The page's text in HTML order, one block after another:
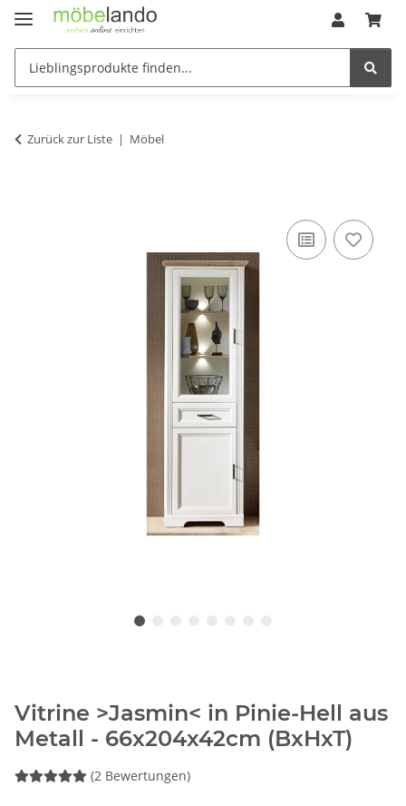
Zurück zur Liste Möbel
Vitrine >Jasmin< in Pinie-Hell aus
Metall - 66x204x42cm (BxHxT)
(2 Bewertungen)